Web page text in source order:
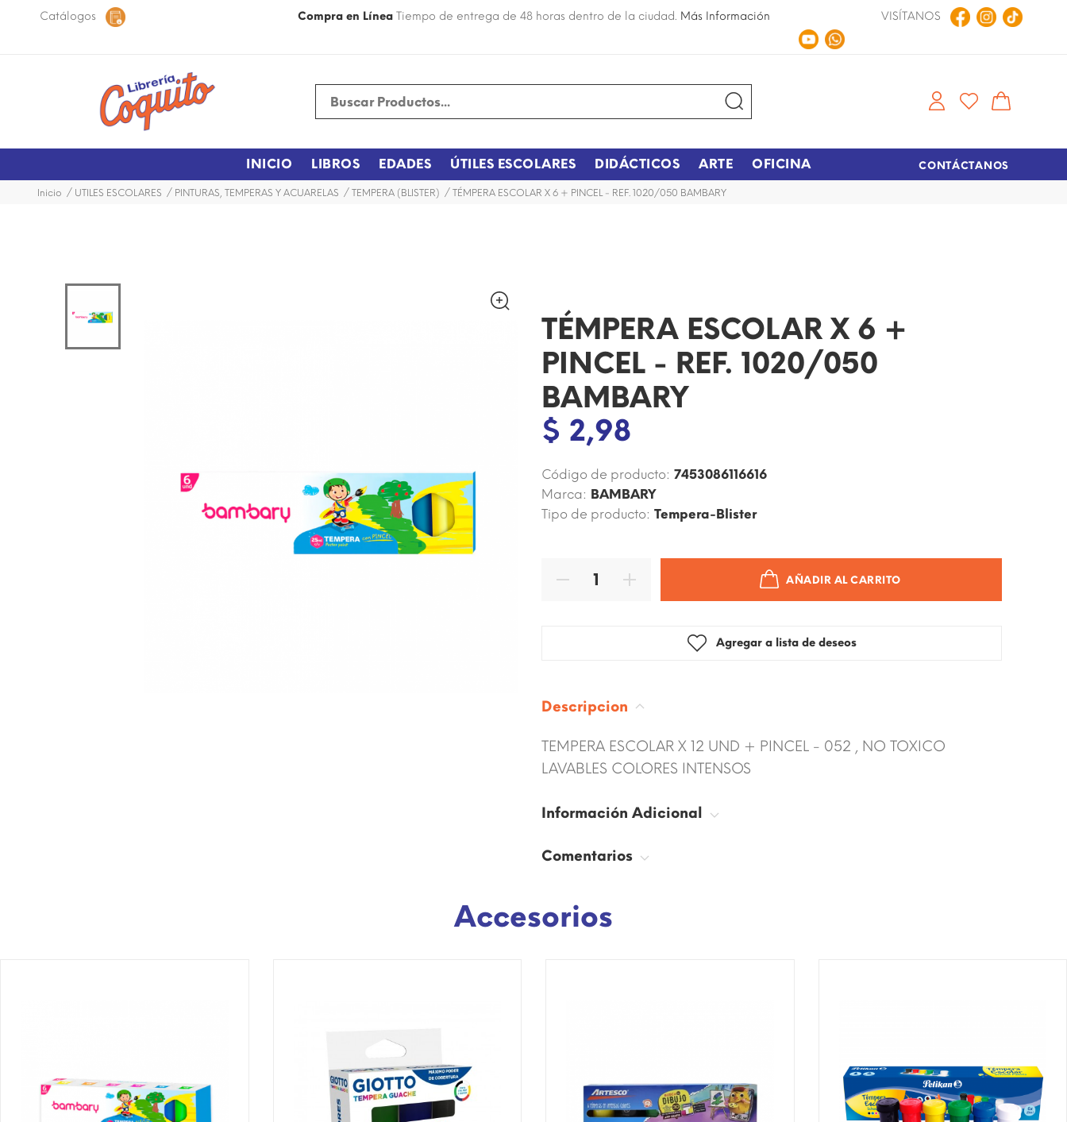
Catálogos
48 horas dentro de la ciudad. Compra en Línea Tiempo de entrega de 48 horas dentro de la ciudad. Más Información Compra en LíneaTiempo de entrega de 48
VISÍTANOS
INICIO LIBROS EDADES ÚTILES ESCOLARES DIDÁCTICOS ARTE OFICINA CONTÁCTANOS
Inicio UTILES ESCOLARES PINTURAS, TEMPERAS Y ACUARELAS TEMPERA (BLISTER) TÉMPERA ESCOLAR X 6 + PINCEL - REF. 1020/050 BAMBARY
TÉMPERA ESCOLAR X 6 +
PINCEL - REF. 1020/050
BAMBARY
$ 2,98
Código de producto: 7453086116616
Marca: BAMBARY
Tipo de producto: Tempera-Blister
AÑADIR AL CARRITO
Agregar a lista de deseos
Descripcion
TEMPERA ESCOLAR X 12 UND + PINCEL - 052 , NO TOXICO
LAVABLES COLORES INTENSOS
Información Adicional
Comentarios
Accesorios